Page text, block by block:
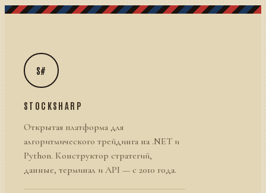
S#
STOCKSHARP
Открытая платформа для
алгоритмического трейдинга на .NET и
Python. Конструктор стратегий,
данные, терминал и API — с 2010 года.